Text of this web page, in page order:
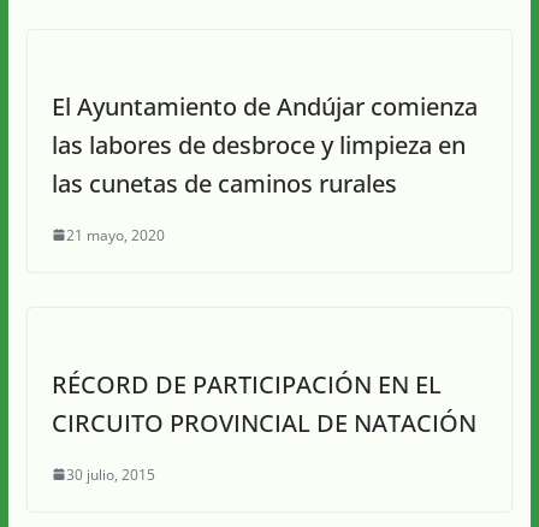
El Ayuntamiento de Andújar comienza
las labores de desbroce y limpieza en
las cunetas de caminos rurales
21 mayo, 2020
RÉCORD DE PARTICIPACIÓN EN EL
CIRCUITO PROVINCIAL DE NATACIÓN
30 julio, 2015